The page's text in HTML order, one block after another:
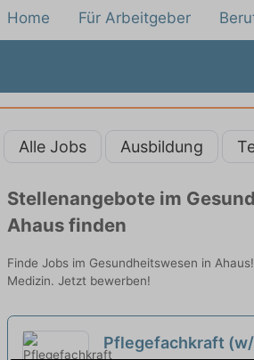
Home Für Arbeitgeber
Alle Jobs Ausbildung
Stellenangebote im
Ahaus finden
Finde Jobs im Gesundheitswesen in
Medizin. Jetzt bewerben!
Pflegefachkraft